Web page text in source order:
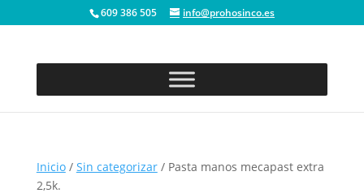
609 386 505 info@prohosinco.es
Inicio/ Sin categorizar/ Pasta manos mecapast extra
2,5k.